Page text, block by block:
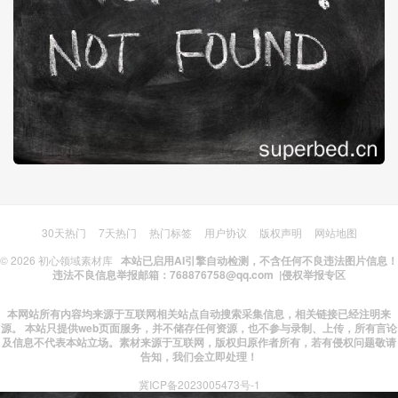
30天热门 7天热门 热门标签 用户协议 版权声明
网站地图
© 2026 初心领域素材库 本站已启用AI引擎自动检测，不含任何不良违法图片信息！
违法不良信息举报邮箱：768876758@qq.com |侵权举报专区
本网站所有内容均来源于互联网相关站点自动搜索采集信息，相关链接已经注明来
源。 本站只提供web页面服务，并不储存任何资源，也不参与录制、上传，所有言论
及信息不代表本站立场。素材来源于互联网，版权归原作者所有，若有侵权问题敬请
告知，我们会立即处理！
冀ICP备2023005473号-1